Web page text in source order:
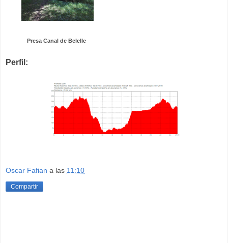
Presa Canal de Belelle
Perfil:
Oscar Fafian a las 11:10
Compartir